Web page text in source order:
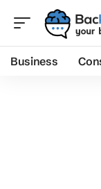
Business